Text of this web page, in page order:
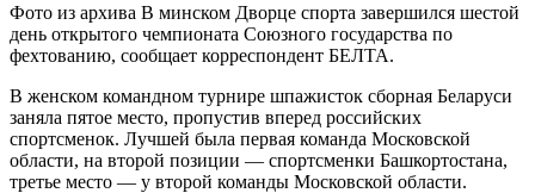
Фото из архива В минском Дворце спорта завершился шестой
день открытого чемпионата Союзного государства по
фехтованию, сообщает корреспондент БЕЛТА.
В женском командном турнире шпажисток сборная Беларуси
заняла пятое место, пропустив вперед российских
спортсменок. Лучшей была первая команда Московской
области, на второй позиции — спортсменки Башкортостана,
третье место — у второй команды Московской области.